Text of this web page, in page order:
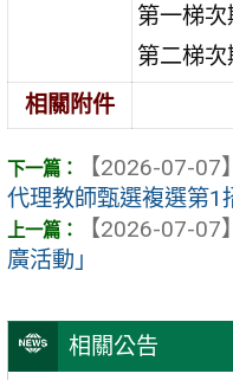
相關公告
第一梯
第二梯
相關附件
【2026-07-07】
代理教師甄選複選第1
【2026-07-07】
廣活動」